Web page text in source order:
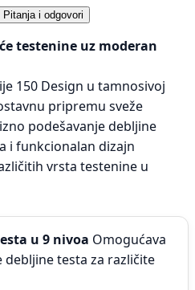
Pitanja i odgovori
testenine uz moderan
150 Design u tamnosivoj
pripremu sveže
podešavanje debljine
i funkcionalan dizajn
vrsta testenine u
u 9 nivoa Omogućava
testa za različite